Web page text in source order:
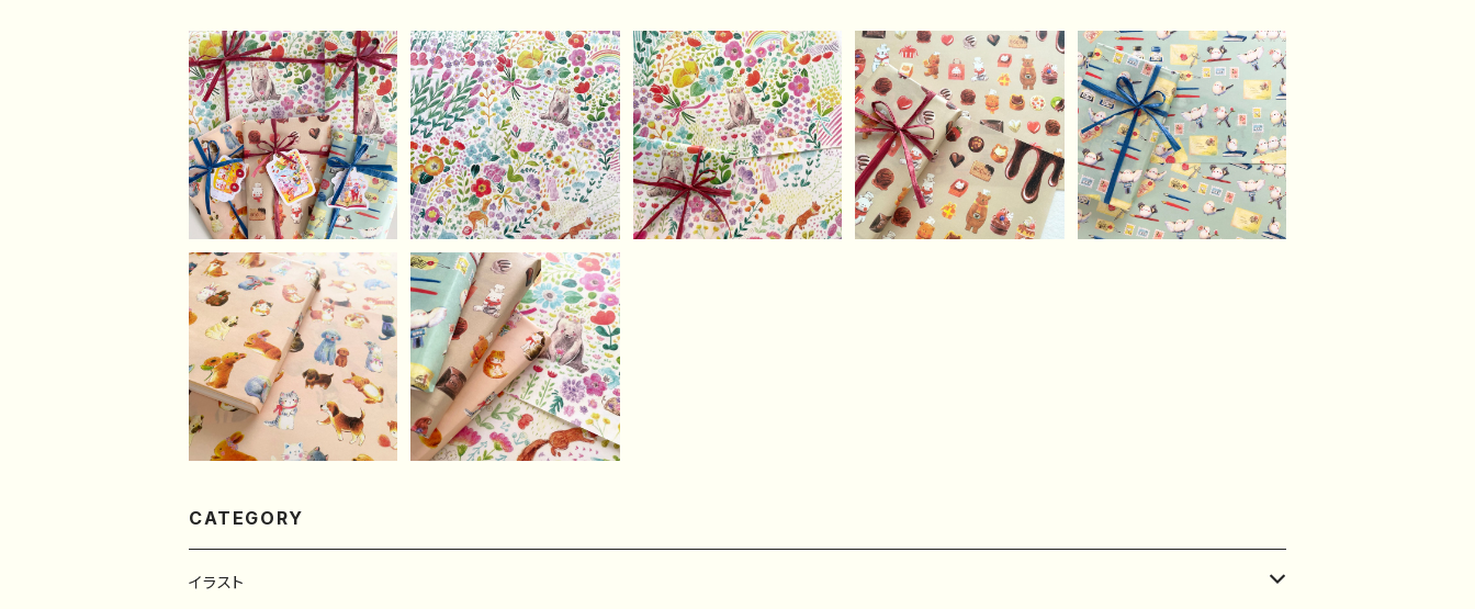
選べる有料ラッピング
【作品説明必ずご確認く
ださい】
¥150
【A3】お花畑のかくれん
ぼどうぶつデザインペー
パー（5枚）
¥500
【A4】お花畑のかくれん
ぼどうぶつデザインペー
パーセット（10枚）
¥500
【A4】ショコラティエなく
まさんたちのデザインペ
ーパー（10枚）
¥500
SOLD OUT
【A4】おてがみシマエナ
ガさんのデザインペーパ
ー（10枚）
¥500
【A4】うさぎいぬねこの
デザインペーパー（10
枚）
¥500
【A4セット】torisunデ
ザインペーパー（10枚）
¥500
SOLD OUT
CATEGORY
イラスト